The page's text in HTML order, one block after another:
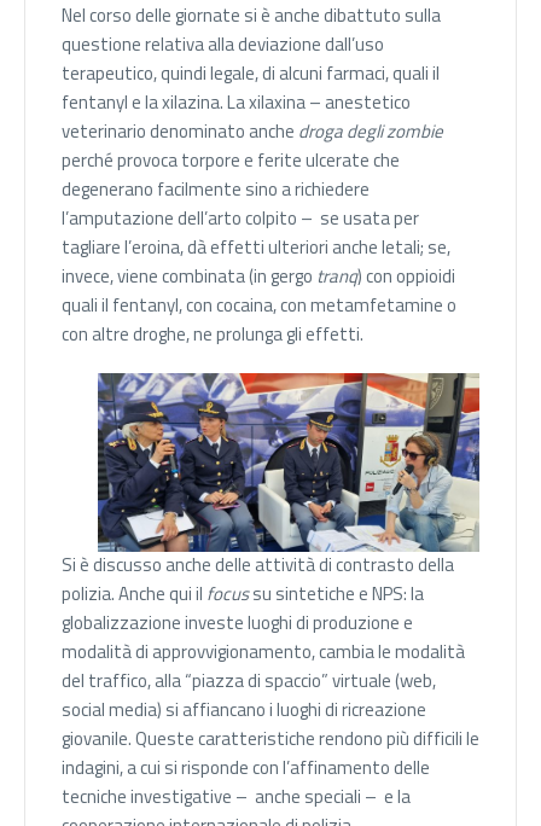
Nel corso delle giornate si è anche dibattuto sulla
questione relativa alla deviazione dall’uso
terapeutico, quindi legale, di alcuni farmaci, quali il
fentanyl e la xilazina. La xilaxina – anestetico
veterinario denominato anche droga degli zombie
perché provoca torpore e ferite ulcerate che
degenerano facilmente sino a richiedere
l’amputazione dell’arto colpito – se usata per
tagliare l’eroina, dà effetti ulteriori anche letali; se,
invece, viene combinata (in gergo tranq) con oppioidi
quali il fentanyl, con cocaina, con metamfetamine o
con altre droghe, ne prolunga gli effetti.
Si è discusso anche delle attività di contrasto della
polizia. Anche qui il focussu sintetiche e NPS: la
globalizzazione investe luoghi di produzione e
modalità di approvvigionamento, cambia le modalità
del traffico, alla “piazza di spaccio” virtuale (web,
social media) si affiancano i luoghi di ricreazione
giovanile. Queste caratteristiche rendono più difficili le
indagini, a cui si risponde con l’affinamento delle
tecniche investigative – anche speciali – e la